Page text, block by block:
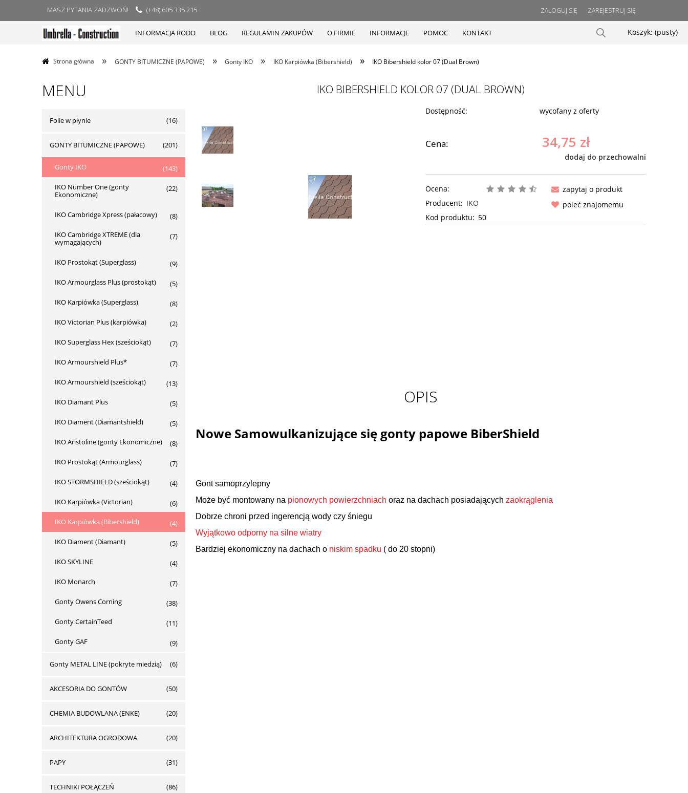
MASZ PYTANIA ZADZWOŃ! (+48) 605 335 215 ZAREJESTRUJ SIĘ
ZALOGUJ SIĘ
Koszyk: (pusty)
INFORMACJA RODO BLOG REGULAMIN ZAKUPÓW O FIRMIE INFORMACJE POMOC KONTAKT
Strona główna » GONTY BITUMICZNE (PAPOWE) » Gonty IKO » IKO Karpiówka (Bibershield) » IKO Bibershield kolor 07 (Dual Brown)
MENU
Folie w płynie (16)
GONTY BITUMICZNE (PAPOWE) (201)
Gonty IKO (143)
IKO Number One (gonty
Ekonomiczne)
(22)
IKO Cambridge Xpress (pałacowy) (8)
IKO Cambridge XTREME (dla
wymagających)
(7)
IKO Prostokąt (Superglass) (9)
IKO Armourglass Plus (prostokąt) (5)
IKO Karpiówka (Superglass) (8)
IKO Victorian Plus (karpiówka) (2)
IKO Superglass Hex (sześciokąt) (7)
IKO Armourshield Plus* (7)
IKO Armourshield (sześciokąt) (13)
IKO Diamant Plus (5)
IKO Diament (Diamantshield) (5)
IKO Aristoline (gonty Ekonomiczne) (8)
IKO Prostokąt (Armourglass) (7)
IKO STORMSHIELD (sześciokąt) (4)
IKO Karpiówka (Victorian) (6)
IKO Karpiówka (Bibershield) (4)
IKO Diament (Diamant) (5)
IKO SKYLINE (4)
IKO Monarch (7)
Gonty Owens Corning (38)
Gonty CertainTeed (11)
Gonty GAF (9)
Gonty METAL LINE (pokryte miedzią) (6)
AKCESORIA DO GONTÓW (50)
CHEMIA BUDOWLANA (ENKE) (20)
ARCHITEKTURA OGRODOWA (20)
PAPY (31)
TECHNIKI POŁĄCZEŃ (86)
IKO BIBERSHIELD KOLOR 07 (DUAL BROWN)
Dostępność: wycofany z oferty
Cena: 34,75 zł
dodaj do przechowalni
Ocena:
Producent: IKO
Kod produktu: 50
zapytaj o produkt
poleć znajomemu
OPIS
Nowe Samowulkanizujące się gonty papowe BiberShield
Gont samoprzylepny
Może być montowany na pionowych powierzchniach oraz na dachach posiadających zaokrąglenia
Dobrze chroni przed ingerencją wody czy śniegu
Wyjątkowo odporny na silne wiatry
Bardziej ekonomiczny na dachach o niskim spadku ( do 20 stopni)